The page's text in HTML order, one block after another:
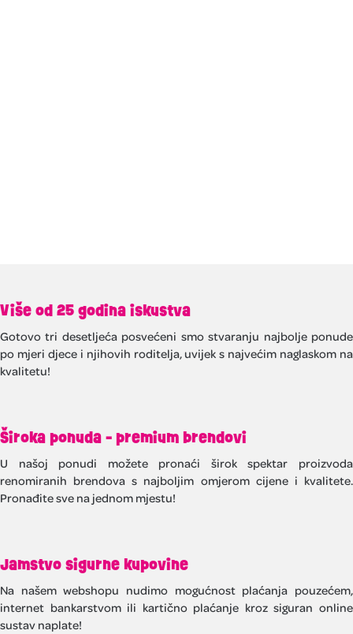
Više od 25 godina iskustva
Gotovo tri desetljeća posvećeni smo stvaranju najbolje ponude
po mjeri djece i njihovih roditelja, uvijek s najvećim naglaskom na
kvalitetu!
Široka ponuda - premium brendovi
U našoj ponudi možete pronaći širok spektar proizvoda
renomiranih brendova s najboljim omjerom cijene i kvalitete.
Pronađite sve na jednom mjestu!
Jamstvo sigurne kupovine
Na našem webshopu nudimo mogućnost plaćanja pouzećem,
internet bankarstvom ili kartično plaćanje kroz siguran online
sustav naplate!